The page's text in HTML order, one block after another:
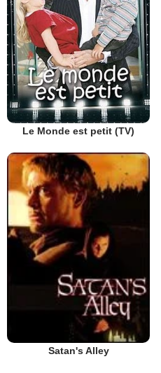
Le Monde est petit (TV)
Satan's Alley